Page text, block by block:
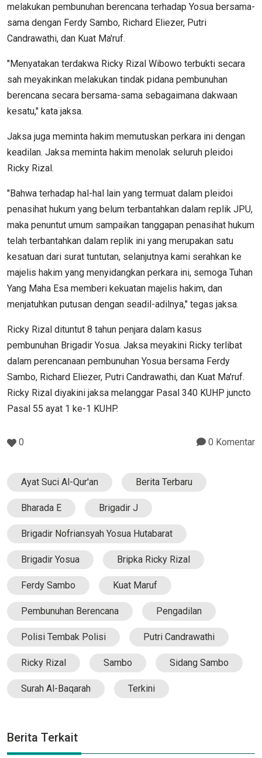
melakukan pembunuhan berencana terhadap Yosua bersama-
sama dengan Ferdy Sambo, Richard Eliezer, Putri
Candrawathi, dan Kuat Ma'ruf.
"Menyatakan terdakwa Ricky Rizal Wibowo terbukti secara
sah meyakinkan melakukan tindak pidana pembunuhan
berencana secara bersama-sama sebagaimana dakwaan
kesatu," kata jaksa.
Jaksa juga meminta hakim memutuskan perkara ini dengan
keadilan. Jaksa meminta hakim menolak seluruh pleidoi
Ricky Rizal.
"Bahwa terhadap hal-hal lain yang termuat dalam pleidoi
penasihat hukum yang belum terbantahkan dalam replik JPU,
maka penuntut umum sampaikan tanggapan penasihat hukum
telah terbantahkan dalam replik ini yang merupakan satu
kesatuan dari surat tuntutan, selanjutnya kami serahkan ke
majelis hakim yang menyidangkan perkara ini, semoga Tuhan
Yang Maha Esa memberi kekuatan majelis hakim, dan
menjatuhkan putusan dengan seadil-adilnya," tegas jaksa.
Ricky Rizal dituntut 8 tahun penjara dalam kasus
pembunuhan Brigadir Yosua. Jaksa meyakini Ricky terlibat
dalam perencanaan pembunuhan Yosua bersama Ferdy
Sambo, Richard Eliezer, Putri Candrawathi, dan Kuat Ma'ruf.
Ricky Rizal diyakini jaksa melanggar Pasal 340 KUHP juncto
Pasal 55 ayat 1 ke-1 KUHP.
0 0 Komentar
Ayat Suci Al-Qur'an Berita Terbaru
Bharada E Brigadir J
Brigadir Nofriansyah Yosua Hutabarat
Brigadir Yosua Bripka Ricky Rizal
Ferdy Sambo Kuat Maruf
Pembunuhan Berencana Pengadilan
Polisi Tembak Polisi Putri Candrawathi
Ricky Rizal Sambo Sidang Sambo
Surah Al-Baqarah Terkini
Berita Terkait